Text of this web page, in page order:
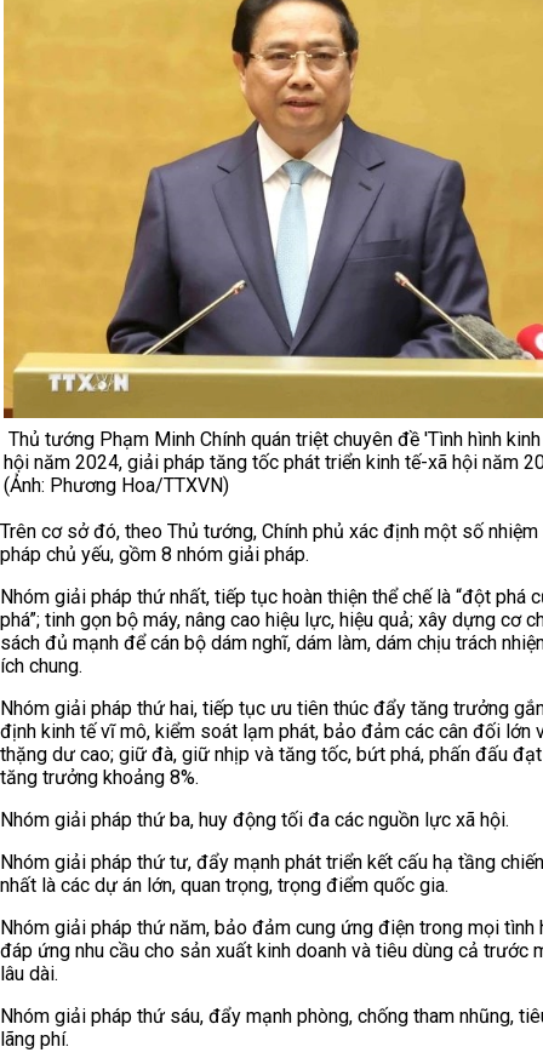
Thủ tướng Phạm Minh Chính quán triệt chuyên đề 'Tình hình
hội năm 2024, giải pháp tăng tốc phát triển kinh tế-xã hội năm
(Ảnh: Phương Hoa/TTXVN)
Trên cơ sở đó, theo Thủ tướng, Chính phủ xác định một số
pháp chủ yếu, gồm 8 nhóm giải pháp.
Nhóm giải pháp thứ nhất, tiếp tục hoàn thiện thể chế là “đột phá
phá”; tinh gọn bộ máy, nâng cao hiệu lực, hiệu quả; xây dựng cơ
sách đủ mạnh để cán bộ dám nghĩ, dám làm, dám chịu trách
ích chung.
Nhóm giải pháp thứ hai, tiếp tục ưu tiên thúc đẩy tăng trưởng
định kinh tế vĩ mô, kiểm soát lạm phát, bảo đảm các cân đối lớn
thặng dư cao; giữ đà, giữ nhịp và tăng tốc, bứt phá, phấn đấu
tăng trưởng khoảng 8%.
Nhóm giải pháp thứ ba, huy động tối đa các nguồn lực xã hội.
Nhóm giải pháp thứ tư, đẩy mạnh phát triển kết cấu hạ tầng
nhất là các dự án lớn, quan trọng, trọng điểm quốc gia.
Nhóm giải pháp thứ năm, bảo đảm cung ứng điện trong mọi tình
đáp ứng nhu cầu cho sản xuất kinh doanh và tiêu dùng cả trước
lâu dài.
Nhóm giải pháp thứ sáu, đẩy mạnh phòng, chống tham nhũng,
lãng phí.